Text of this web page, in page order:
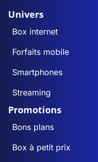
Univers
Box internet
Forfaits mobile
Smartphones
Streaming
Promotions
Bons plans
Box à petit prix